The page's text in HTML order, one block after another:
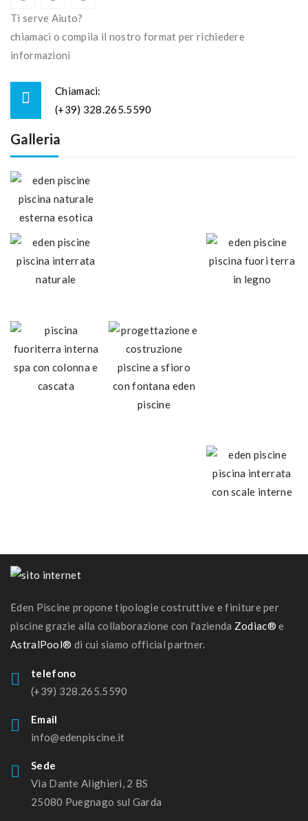
Ti serve Aiuto?
chiamaci o compila il nostro format per richiedere
informazioni
Chiamaci:
(+39) 328.265.5590
Galleria
Eden Piscine propone tipologie costruttive e finiture per
piscine grazie alla collaborazione con l'azienda Zodiac® e
AstralPool® di cui siamo official partner.
telefono
(+39) 328.265.5590
Email
info@edenpiscine.it
Sede
Via Dante Alighieri, 2 BS
25080 Puegnago sul Garda